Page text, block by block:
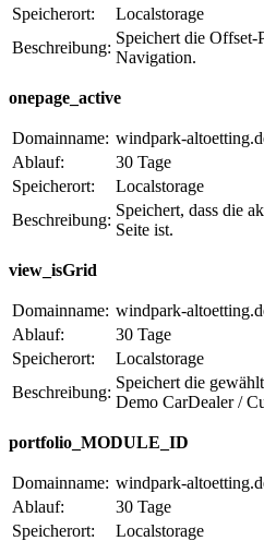
Speicherort:
Localstorage
Beschreibung:
Speichert die
Navigation.
onepage_active
Domainname: windpark-
Ablauf:
30 Tage
Speicherort:
Localstorage
Beschreibung:
Speichert, dass die
Seite ist.
view_isGrid
Domainname: windpark-
Ablauf:
30 Tage
Speicherort:
Localstorage
Beschreibung:
Speichert die
Demo CarDealer /
portfolio_MODULE_ID
Domainname: windpark-
Ablauf:
30 Tage
Speicherort:
Localstorage